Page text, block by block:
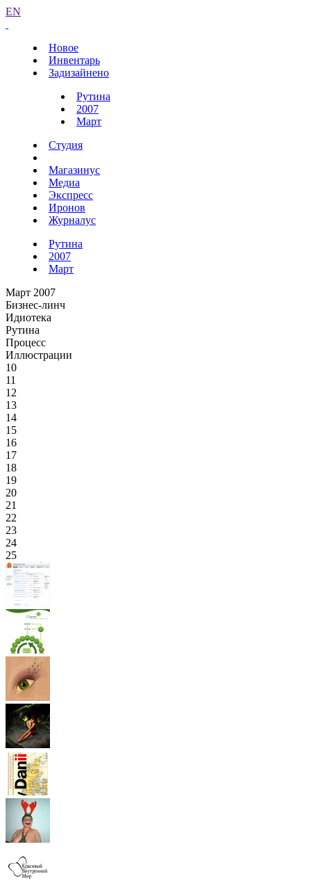
EN
Новое
Инвентарь
Задизайнено
Рутина
2007
Март
Студия
Магазинус
Медиа
Экспресс
Иронов
Журналус
Рутина
2007
Март
Март 2007
Бизнес-линч
Идиотека
Рутина
Процесс
Иллюстрации
10
11
12
13
14
15
16
17
18
19
20
21
22
23
24
25